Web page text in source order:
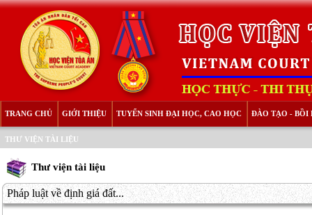
TRANG CHỦ GIỚI THIỆU TUYỂN SINH ĐẠI HỌC, CAO HỌC ĐÀO TẠO - BỒI
THƯ VIỆN TÀI LIỆU
Thư viện tài liệu
Pháp luật về định giá đất...